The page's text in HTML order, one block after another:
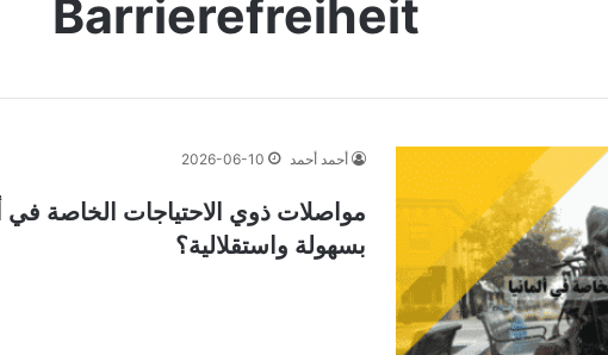
Barrierefreiheit
أحمد أحمد 2026-06-10
بسهولة واستقلالية؟